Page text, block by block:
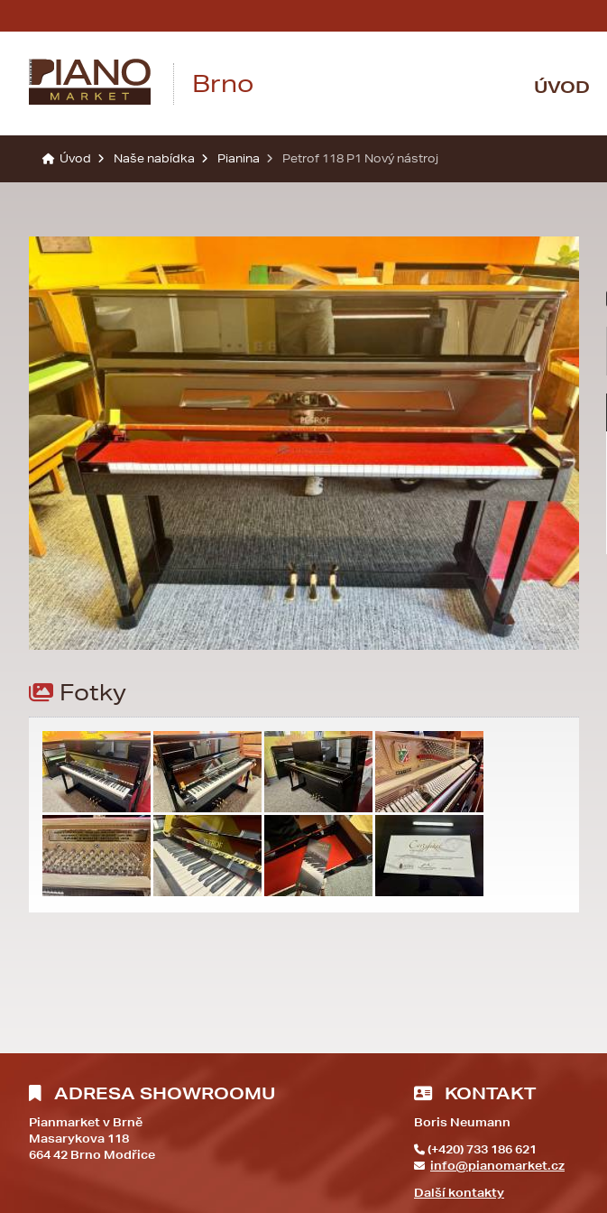
Brno ÚVOD
Úvod Naše nabídka Pianina Petrof 118 P1 Nový nástroj
Fotky
ADRESA SHOWROOMU
Pianmarket v Brně
Masarykova 118
664 42 Brno Modřice
KONTAKT
Boris Neumann
(+420) 733 186 621
info@pianomarket.cz
Další kontakty